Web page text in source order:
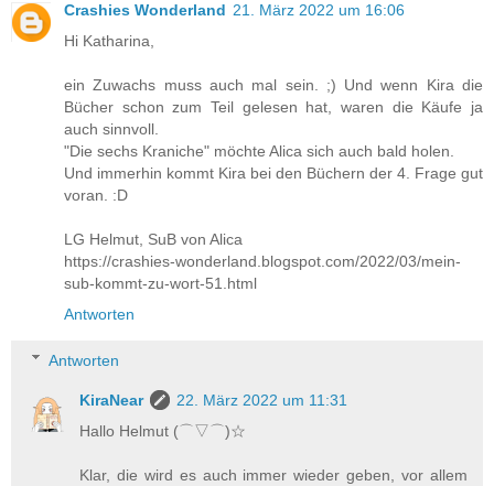
Crashies Wonderland 21. März 2022 um 16:06
Hi Katharina,
ein Zuwachs muss auch mal sein. ;) Und wenn Kira die
Bücher schon zum Teil gelesen hat, waren die Käufe ja
auch sinnvoll.
"Die sechs Kraniche" möchte Alica sich auch bald holen.
Und immerhin kommt Kira bei den Büchern der 4. Frage gut
voran. :D
LG Helmut, SuB von Alica
https://crashies-wonderland.blogspot.com/2022/03/mein-
sub-kommt-zu-wort-51.html
Antworten
Antworten
KiraNear
22. März 2022 um 11:31
Hallo Helmut (⌒▽⌒)☆
Klar, die wird es auch immer wieder geben, vor allem